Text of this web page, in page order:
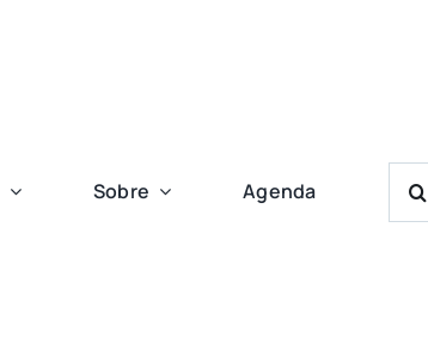
Sobre Agenda